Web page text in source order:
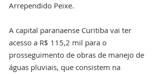
Arrependido Peixe.
A capital paranaense Curitiba vai ter
acesso a R$ 115,2 mil para o
prosseguimento de obras de manejo de
águas pluviais, que consistem na